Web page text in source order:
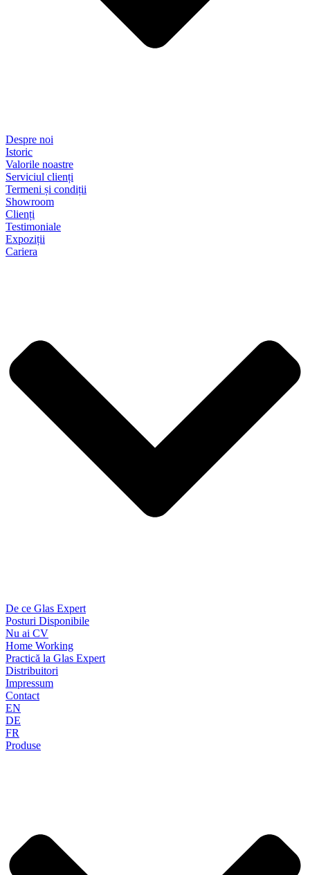
Despre noi
Istoric
Valorile noastre
Serviciul clienți
Termeni și condiții
Showroom
Clienți
Testimoniale
Expoziții
Cariera
De ce Glas Expert
Posturi Disponibile
Nu ai CV
Home Working
Practică la Glas Expert
Distribuitori
Impressum
Contact
EN
DE
FR
Produse